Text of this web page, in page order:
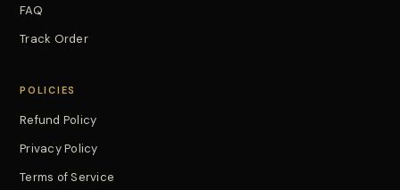
FAQ
Track Order
POLICIES
Refund Policy
Privacy Policy
Terms of Service